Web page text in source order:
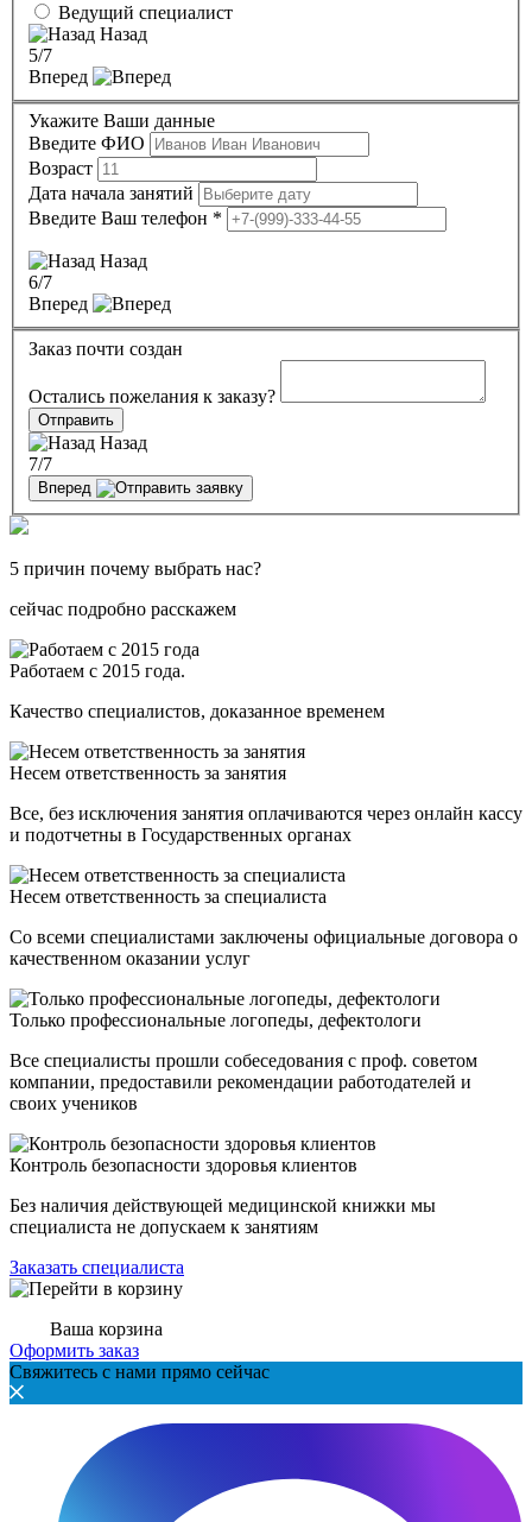
Ведущий специалист
Назад
5/7
Вперед
Укажите Ваши данные
Введите ФИО
Возраст
Дата начала занятий
Введите Ваш телефон *
Назад
6/7
Вперед
Заказ почти создан
Остались пожелания к заказу?
Отправить
Назад
7/7
Вперед
5 причин почему выбрать нас?
сейчас подробно расскажем
Работаем с 2015 года.
Качество специалистов, доказанное временем
Несем ответственность за занятия
Все, без исключения занятия оплачиваются через онлайн кассу
и подотчетны в Государственных органах
Несем ответственность за специалиста
Со всеми специалистами заключены официальные договора о
качественном оказании услуг
Только профессиональные логопеды, дефектологи
Все специалисты прошли собеседования с проф. советом
компании, предоставили рекомендации работодателей и
своих учеников
Контроль безопасности здоровья клиентов
Без наличия действующей медицинской книжки мы
специалиста не допускаем к занятиям
Заказать специалиста
Ваша корзина
Оформить заказ
Свяжитесь с нами прямо сейчас